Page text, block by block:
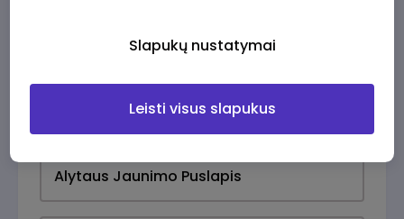
Slapukų nustatymai
Leisti visus slapukus